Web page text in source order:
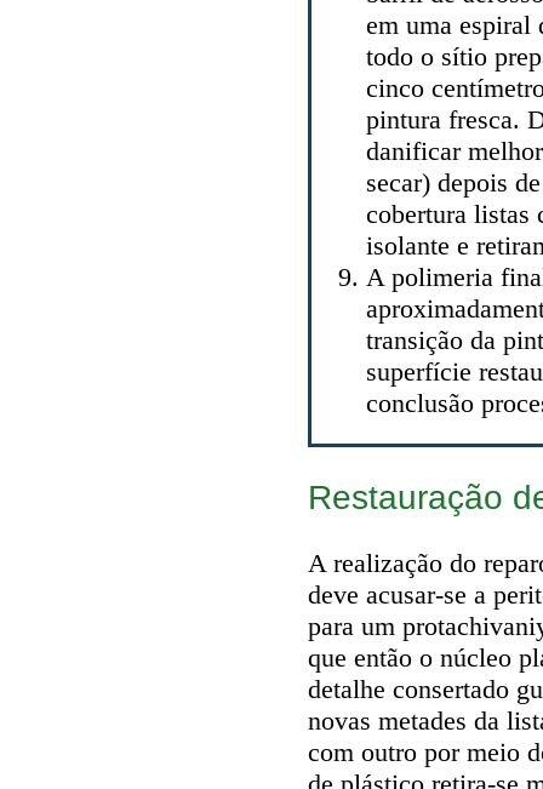
em uma espiral
todo o sítio
cinco
pintura fresca.
danificar
secar) depois
cobertura listas
isolante e
A polimeria
transição da
superfície
conclusão
Restauração
A realização do
deve acusar-se a
para um
que então o núcleo
detalhe consertado
novas metades da
com outro por meio